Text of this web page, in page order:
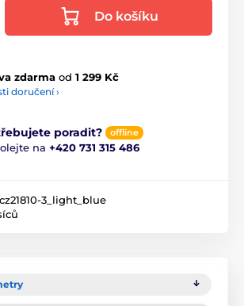
Do košíku
zdarma od 1 299 Kč
doručení ›
poradit? offline
na +420 731 315 486
cz21810-3_light_blue